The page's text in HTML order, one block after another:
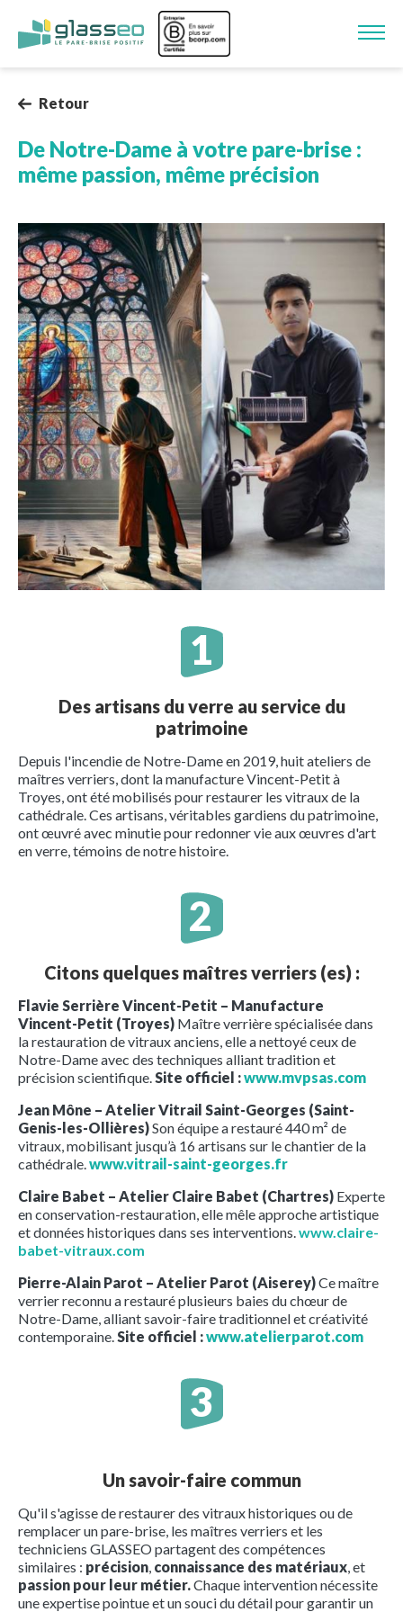
Aller au contenu principal
Image
Retour
De Notre-Dame à votre pare-brise :
même passion, même précision
Image
Des artisans du verre au service du
patrimoine
Depuis l'incendie de Notre-Dame en 2019, huit ateliers de
maîtres verriers, dont la manufacture Vincent-Petit à
Troyes, ont été mobilisés pour restaurer les vitraux de la
cathédrale. Ces artisans, véritables gardiens du patrimoine,
ont œuvré avec minutie pour redonner vie aux œuvres d'art
en verre, témoins de notre histoire.
Citons quelques maîtres verriers (es) :
Flavie Serrière Vincent-Petit – Manufacture
Vincent-Petit (Troyes) Maître verrière spécialisée dans
la restauration de vitraux anciens, elle a nettoyé ceux de
Notre-Dame avec des techniques alliant tradition et
précision scientifique. Site officiel :www.mvpsas.com
Jean Mône – Atelier Vitrail Saint-Georges (Saint-
Genis-les-Ollières)Son équipe a restauré 440 m² de
vitraux, mobilisant jusqu’à 16 artisans sur le chantier de la
cathédrale. www.vitrail-saint-georges.fr
Claire Babet – Atelier Claire Babet (Chartres) Experte
en conservation-restauration, elle mêle approche artistique
et données historiques dans ses interventions. www.claire-
babet-vitraux.com
Pierre-Alain Parot – Atelier Parot (Aiserey)Ce maître
verrier reconnu a restauré plusieurs baies du chœur de
Notre-Dame, alliant savoir-faire traditionnel et créativité
contemporaine. Site officiel :www.atelierparot.com
Un savoir-faire commun
Qu'il s'agisse de restaurer des vitraux historiques ou de
remplacer un pare-brise, les maîtres verriers et les
techniciens GLASSEO partagent des compétences
similaires : précision connaissance des matériaux , et
passion pour leur métier.Chaque intervention nécessite
une expertise pointue et un souci du détail pour garantir un